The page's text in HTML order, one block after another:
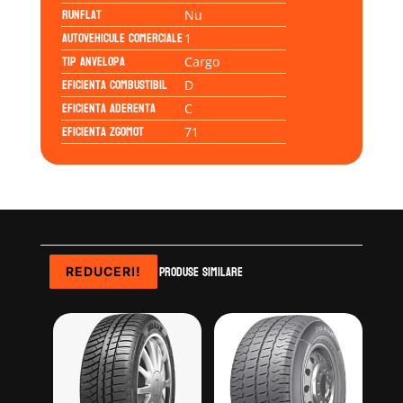
Runflat Nu
Autovehicule comerciale1
Tip anvelopa Cargo
Eficienta Combustibil D
Eficienta Aderenta C
Eficienta Zgomot 71
Produse similare
REDUCERI!
REDUCERI!
REDUCERI!
REDUCERI!